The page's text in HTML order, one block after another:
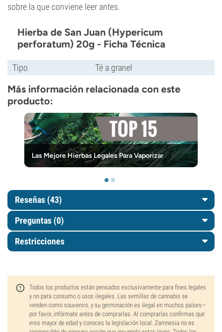
sobre la que conviene leer antes.
Hierba de San Juan (Hypericum
perforatum) 20g - Ficha Técnica
Tipo Té a granel
Más información relacionada con este
producto:
Las Mejore Hierbas Legales Para Vaporizar
Reseñas (43)
Preguntas (0)
Restricciones
Todos los productos están pensados exclusivamente para fines legales
y no para consumo o usos ilegales. Las semillas de cannabis se
venden como souvenirs, y su germinación es ilegal en muchos países—
por favor, infórmate antes de comprarlas. Al comprarlas confirmas que
eres mayor de edad y conoces la legislación local. Zamnesia no es